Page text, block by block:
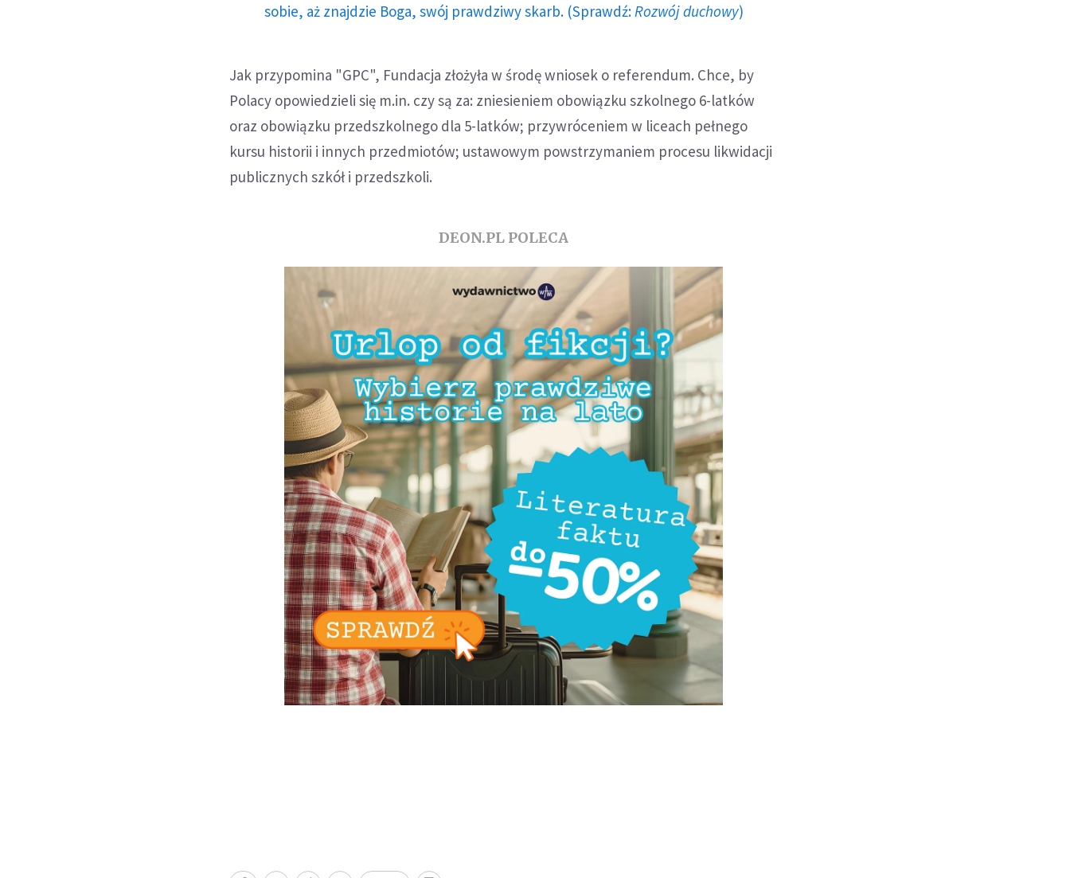
sobie, aż znajdzie Boga, swój prawdziwy skarb. (Sprawdź: Rozwój duchowy)
Jak przypomina "GPC", Fundacja złożyła w środę wniosek o referendum. Chce, by
Polacy opowiedzieli się m.in. czy są za: zniesieniem obowiązku szkolnego 6-latków
oraz obowiązku przedszkolnego dla 5-latków; przywróceniem w liceach pełnego
kursu historii i innych przedmiotów; ustawowym powstrzymaniem procesu likwidacji
publicznych szkół i przedszkoli.
DEON.PL POLECA